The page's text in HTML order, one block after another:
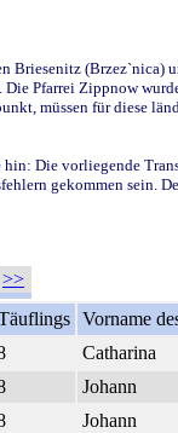
(Brzez`nica)
Pfarrei Zippnow
müssen für diese
hin: Die vorliegende
gekommen sein.
>>
Vorname
Catharina
Johann
Johann